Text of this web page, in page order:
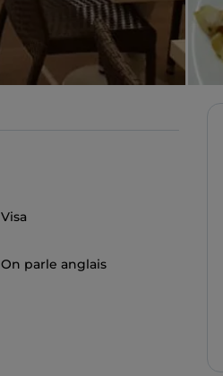
Visa
On parle anglais